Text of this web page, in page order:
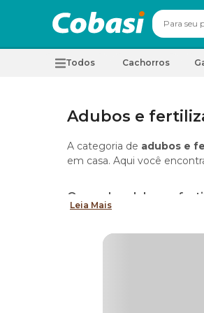
Todos Cachorros
Adubos e
A categoria de adubos e
em casa. Aqui você
O uso de adubos e
desenvolvidas duas
Leia Mais